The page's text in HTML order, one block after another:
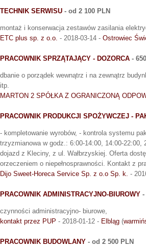
TECHNIK SERWISU - od 2 100 PLN
montaż i konserwacja zestawów zasilania
ETC plus sp. z o.o. - 2018-03-14 - Ostrowiec
PRACOWNIK SPRZĄTAJĄCY - DOZORCA -
dbanie o porządek wewnątrz i na zewnątrz
itp.
MARTON 2 SPÓŁKA Z OGRANICZONĄ
PRACOWNIK PRODUKCJI SPOŻYWCZEJ -
- kompletowanie wyrobów, - kontrola systemu
trzyzmianowa w godz.: 6:00-14:00, 14:00-
dojazd z Kleciny, z ul. Wałbrzyskiej. Oferta
orzeczeniem o niepełnosprawności. Kontakt z
Dijo Sweet-Horeca Service Sp. z o.o Sp. k. -
PRACOWNIK ADMINISTRACYJNO-BIUROWY -
czynności administracyjno- biurowe,
kontakt przez PUP - 2018-01-12 - Elbląg (
PRACOWNIK BUDOWLANY - od 2 500 PLN